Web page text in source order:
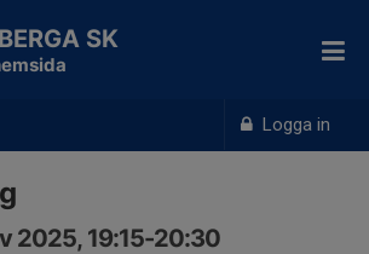
Logga in
SK
2025, 19:15-20:30